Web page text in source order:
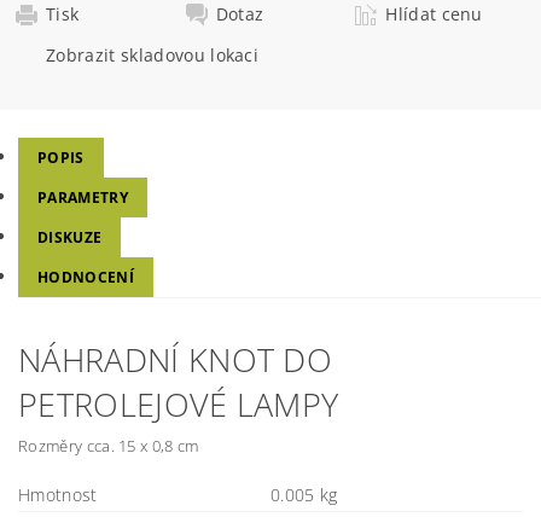
Tisk
Dotaz
Hlídat cenu
Zobrazit skladovou lokaci
POPIS
PARAMETRY
DISKUZE
HODNOCENÍ
NÁHRADNÍ KNOT DO
PETROLEJOVÉ LAMPY
Rozměry cca. 15 x 0,8 cm
Hmotnost
0.005 kg